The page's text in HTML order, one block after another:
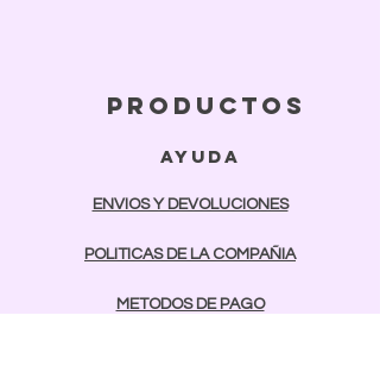
productos
ayuda
ENVIOS Y DEVOLUCIONES
POLITICAS DE LA COMPAÑIA
METODOS DE PAGO